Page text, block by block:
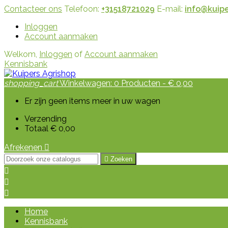
Contacteer ons Telefoon: +31518721029 E-mail:
Inloggen
Account aanmaken
Welkom, Inloggen of Account aanmaken
Kennisbank
shopping_cartWinkelwagen: 0 Producten - € 0,00
Er zijn geen items meer in uw wagen
Verzending
Totaal € 0,00
Afrekenen 
 Zoeken



Home
Kennisbank